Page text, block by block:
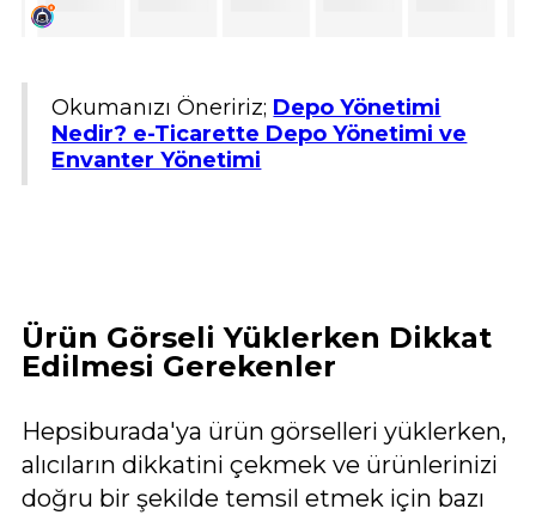
Okumanızı Öneririz; Depo Yönetimi
Nedir? e-Ticarette Depo Yönetimi ve
Envanter Yönetimi
Ürün Görseli Yüklerken Dikkat
Edilmesi Gerekenler
Hepsiburada'ya ürün görselleri yüklerken,
alıcıların dikkatini çekmek ve ürünlerinizi
doğru bir şekilde temsil etmek için bazı